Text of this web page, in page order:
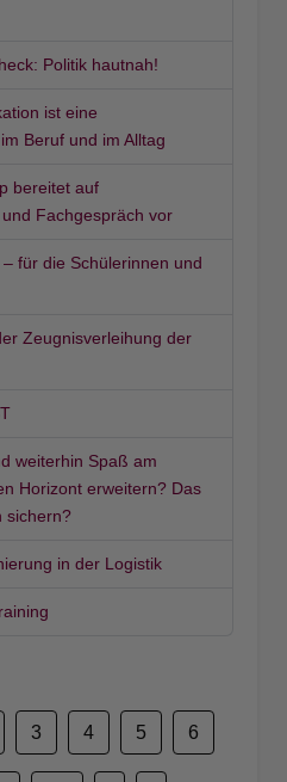
Politik hautnah!
ist eine
Beruf und im Alltag
bereitet auf
Fachgespräch vor
für die Schülerinnen und
Zeugnisverleihung der
weiterhin Spaß am
Horizont erweitern? Das
sichern?
in der Logistik
3 4 5 6